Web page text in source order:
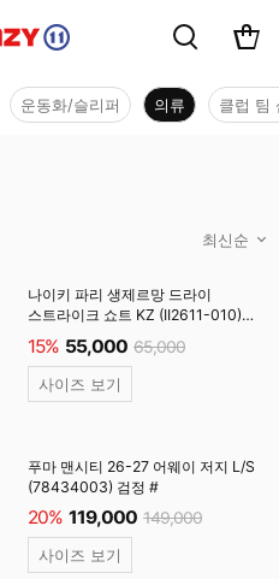
운동화/슬리퍼 의류 클럽 팀
나이키 파리 생제르망 드라이
스트라이크 쇼트 KZ (II2611-010)
검정 #
15% 55,000 65,000
사이즈 보기
푸마 맨시티 26-27 어웨이 저지 L/S
(78434003) 검정 #
20% 119,000 149,000
사이즈 보기